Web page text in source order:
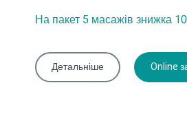
На пакет 5 масажів знижка
Детальніше Online